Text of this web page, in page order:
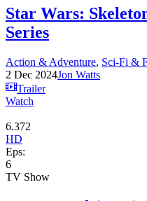
Star Wars:
Series
Action & Adventure, Sci-Fi &
2 Dec 2024Jon Watts
Trailer
Watch
6.372
HD
Eps:
6
TV Show